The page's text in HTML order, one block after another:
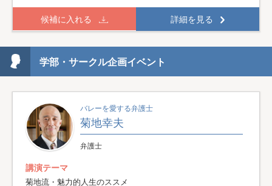
候補に入れる 詳細を見る
学部・サークル企画イベント
バレーを愛する弁護士
菊地幸夫
弁護士
講演テーマ
菊地流・魅力的人生のススメ